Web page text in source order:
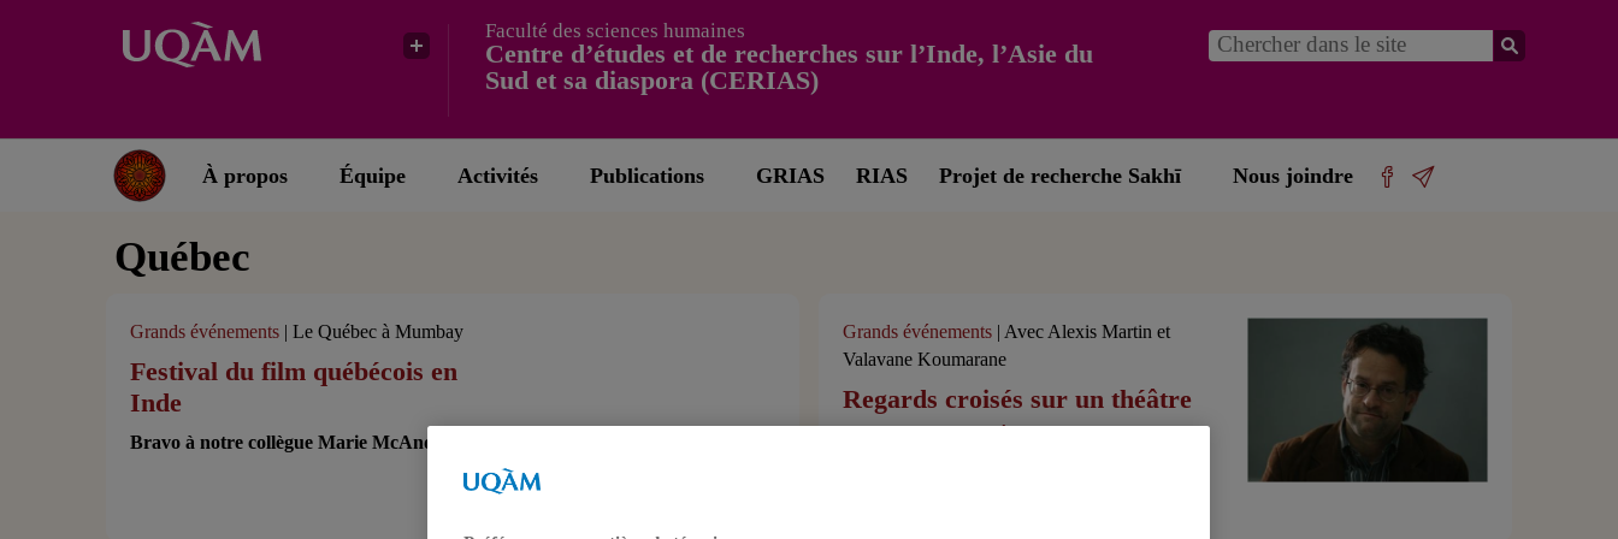
Faculté des sciences humaines
Centre d’études et de recherches sur l’Inde, l’Asie du
Sud et sa diaspora (CERIAS)
À propos Équipe Activités Publications GRIAS RIAS Projet de recherche Sakhī Nous joindre
Québec
Grands événements | Le Québec à Mumbay
Festival du film québécois en
Inde
Bravo à notre collègue Marie McAndrew
Grands événements | Avec Alexis Martin et
Valavane Koumarane
Regards croisés sur un théâtre
en mouvement